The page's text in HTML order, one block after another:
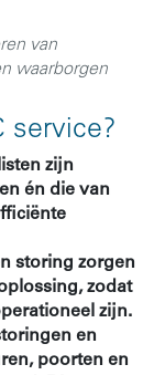
van
waarborgen
service?
zijn
én die van
storing zorgen
zodat
zijn.
en
poorten en